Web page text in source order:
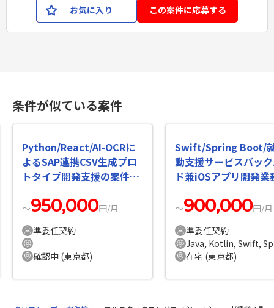
お気に入り この案件に応募する
条件が似ている案件
Python/React/AI-OCRに
よるSAP連携CSV生成プロ
トタイプ開発支援の案件・
〜950,000円/月
準委任契約
確認中 (東京都)
Swift/Spring Boot/
動支援サービスバッ
ド兼iOSアプリ開発業
〜900,000円/月
準委任契約
在宅 (東京都)